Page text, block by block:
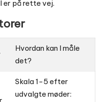
er på rette vej.
Hvordan kan I måle
det?
Skala 1-5 efter
udvalgte møder: